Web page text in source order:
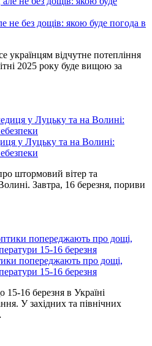
не без дощів: якою буде погода в
українцям відчутне потепління
2025 року буде вищою за
у Луцьку та на Волині:
штормовий вітер та
Завтра, 16 березня, пориви
попереджають про дощі,
15-16 березня
16 березня в Україні
У західних та північних